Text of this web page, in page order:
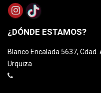
¿DÓNDE ESTAMOS?
Blanco Encalada 5637,
Urquiza